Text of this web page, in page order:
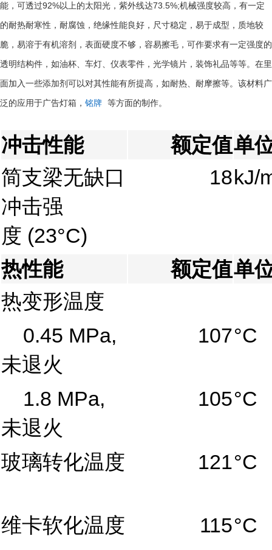
能，可透过92%以上的太阳光，紫外线达73.5%;机械强度较高，有一定
的耐热耐寒性，耐腐蚀，绝缘性能良好，尺寸稳定，易于成型，质地较
脆，易溶于有机溶剂，表面硬度不够，容易擦毛，可作要求有一定强度的
透明结构件，如油杯、车灯、仪表零件，光学镜片，装饰礼品等等。在里
面加入一些添加剂可以对其性能有所提高，如耐热、耐摩擦等。该材料广
泛的应用于广告灯箱， 铭牌 等方面的制作。
冲击性能 额定值单
简支梁无缺口
冲击强
度 (23°C)
18kJ/
热性能 额定值单
热变形温度
0.45 MPa,
未退火
107°C
1.8 MPa,
未退火
105°C
玻璃转化温度 121°C
维卡软化温度 115°C